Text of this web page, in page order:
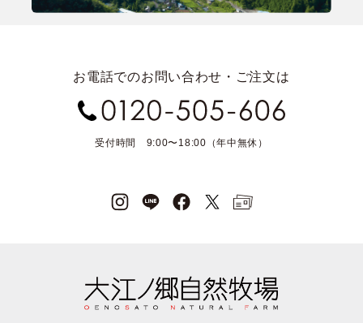
お電話でのお問い合わせ・ご注文は
受付時間 9:00〜18:00（年中無休）